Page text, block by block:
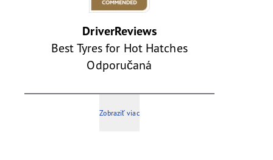
DriverReviews
Best Tyres for Hot Hatches
Odporučaná
Zobraziť viac